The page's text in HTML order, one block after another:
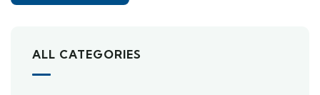
ALL CATEGORIES